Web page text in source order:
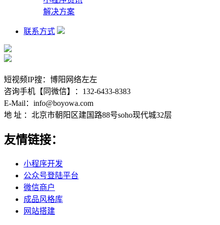
解决方案
联系方式
短视频IP搜：博阳网络左左
咨询手机【同微信】：132-6433-8383
E-Mail：info@boyowa.com
地 址 ：北京市朝阳区建国路88号soho现代城32层
友情链接：
小程序开发
公众号登陆平台
微信商户
成品风格库
网站搭建